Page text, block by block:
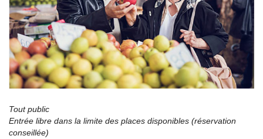
Tout public
Entrée libre dans la limite des places disponibles (réservation
conseillée)